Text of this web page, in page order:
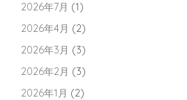
2026年7月 (1)
2026年4月 (2)
2026年3月 (3)
2026年2月 (3)
2026年1月 (2)